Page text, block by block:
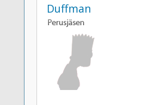
Duffman